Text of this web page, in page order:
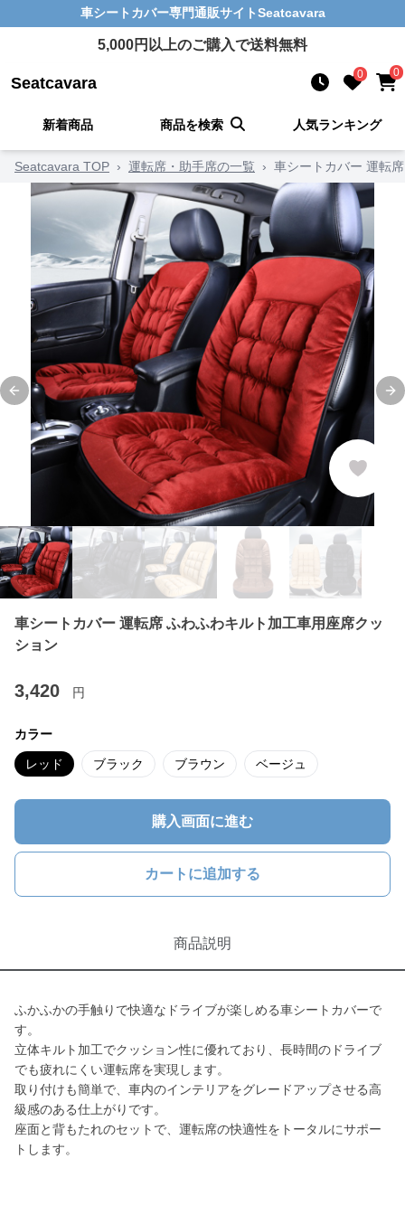
車シートカバー専門通販サイトSeatcavara
5,000円以上のご購入で送料無料
Seatcavara 0 0
新着商品 商品を検索 人気ランキング
Seatcavara TOP › 運転席・助手席の一覧 › 車シートカバー 運転
Previous slide
車シートカバー 運転席 ふわふわキルト加工車用座席クッ
ション
3,420 円
カラー
レッド ブラック ブラウン ベージュ
購入画面に進む
カートに追加する
商品説明
ふかふかの手触りで快適なドライブが楽しめる車シートカバーで
す。
立体キルト加工でクッション性に優れており、長時間のドライブ
でも疲れにくい運転席を実現します。
取り付けも簡単で、車内のインテリアをグレードアップさせる高
級感のある仕上がりです。
座面と背もたれのセットで、運転席の快適性をトータルにサポー
トします。